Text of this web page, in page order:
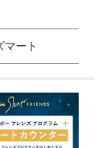
マート